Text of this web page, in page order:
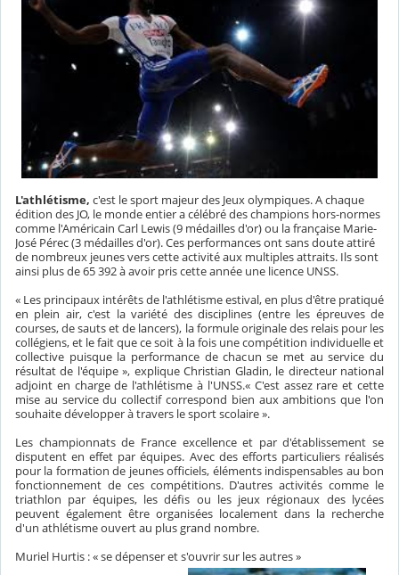
L'athlétisme, c'est le sport majeur des Jeux olympiques. A chaque
édition des JO, le monde entier a célébré des champions hors-normes
comme l'Américain Carl Lewis (9 médailles d'or) ou la française Marie-
José Pérec (3 médailles d'or). Ces performances ont sans doute attiré
de nombreux jeunes vers cette activité aux multiples attraits. Ils sont
ainsi plus de 65 392 à avoir pris cette année une licence UNSS.
« Les principaux intérêts de l'athlétisme estival, en plus d'être pratiqué
en plein air, c'est la variété des disciplines (entre les épreuves de
courses, de sauts et de lancers), la formule originale des relais pour les
collégiens, et le fait que ce soit à la fois une compétition individuelle et
collective puisque la performance de chacun se met au service du
résultat de l'équipe », explique Christian Gladin, le directeur national
adjoint en charge de l'athlétisme à l'UNSS.« C'est assez rare et cette
mise au service du collectif correspond bien aux ambitions que l'on
souhaite développer à travers le sport scolaire ».
Les championnats de France excellence et par d'établissement se
disputent en effet par équipes. Avec des efforts particuliers réalisés
pour la formation de jeunes officiels, éléments indispensables au bon
fonctionnement de ces compétitions. D'autres activités comme le
triathlon par équipes, les défis ou les jeux régionaux des lycées
peuvent également être organisées localement dans la recherche
d'un athlétisme ouvert au plus grand nombre.
Muriel Hurtis : « se dépenser et s'ouvrir sur les autres »